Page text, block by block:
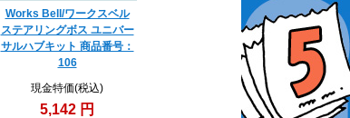
Works Bell/ワークスベル
ステアリングボス ユニバー
サルハブキット 商品番号：
106
現金特価(税込)
5,142 円